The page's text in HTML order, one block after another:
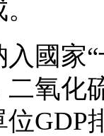
家“
氧化
GDP